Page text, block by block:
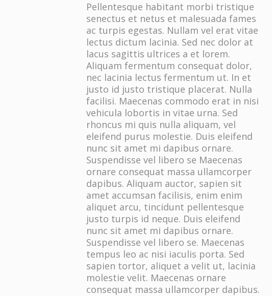
Pellentesque habitant morbi tristique
senectus et netus et malesuada fames
ac turpis egestas. Nullam vel erat vitae
lectus dictum lacinia. Sed nec dolor at
lacus sagittis ultrices a et lorem.
Aliquam fermentum consequat dolor,
nec lacinia lectus fermentum ut. In et
justo id justo tristique placerat. Nulla
facilisi. Maecenas commodo erat in nisi
vehicula lobortis in vitae urna. Sed
rhoncus mi quis nulla aliquam, vel
eleifend purus molestie. Duis eleifend
nunc sit amet mi dapibus ornare.
Suspendisse vel libero se Maecenas
ornare consequat massa ullamcorper
dapibus. Aliquam auctor, sapien sit
amet accumsan facilisis, enim enim
aliquet arcu, tincidunt pellentesque
justo turpis id neque. Duis eleifend
nunc sit amet mi dapibus ornare.
Suspendisse vel libero se. Maecenas
tempus leo ac nisi iaculis porta. Sed
sapien tortor, aliquet a velit ut, lacinia
molestie velit. Maecenas ornare
consequat massa ullamcorper dapibus.